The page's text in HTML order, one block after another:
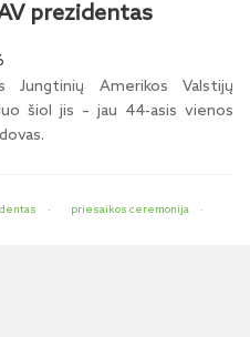
prezidentas
Jungtinių Amerikos Valstijų
šiol jis – jau 44-asis vienos
priesaikos ceremonija